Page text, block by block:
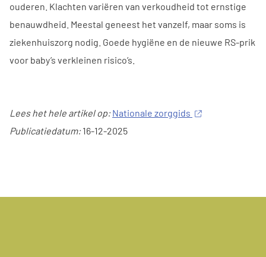
ouderen. Klachten variëren van verkoudheid tot ernstige
benauwdheid. Meestal geneest het vanzelf, maar soms is
ziekenhuiszorg nodig. Goede hygiëne en de nieuwe RS-prik
voor baby’s verkleinen risico’s.
Lees het hele artikel op: Nationale zorggids
Publicatiedatum:16-12-2025